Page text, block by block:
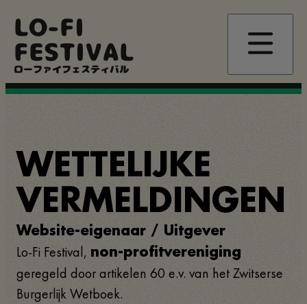
en
naar
de
inhoud
gaan
LO-FI
FESTIVAL
ローファイフェスティバル
WETTELIJKE
VERMELDINGEN
Website-eigenaar / Uitgever
Lo-Fi Festival, non-profitvereniging
geregeld door artikelen 60 e.v. van het Zwitserse
Burgerlijk Wetboek.